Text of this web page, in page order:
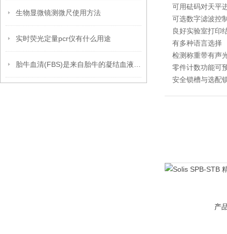
生物显微镜测微尺使用方法
实时荧光定量pcr仪有什么用途
可用砝码对天平
可选数字滤波控
良好实验室打印
有多种语言选择
检测称重带有声
零件计数功能可
安全锁槽与选配
产